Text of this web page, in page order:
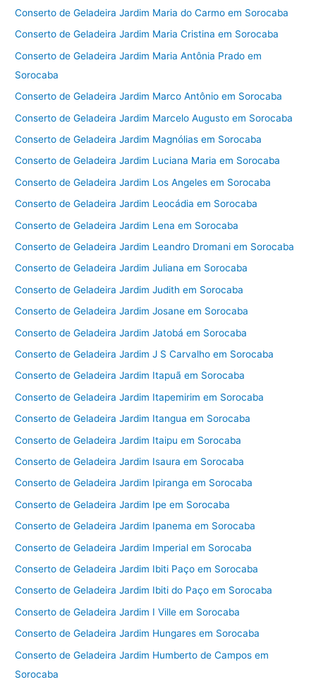
Conserto de Geladeira Jardim Maria do Carmo em Sorocaba
Conserto de Geladeira Jardim Maria Cristina em Sorocaba
Conserto de Geladeira Jardim Maria Antônia Prado em
Sorocaba
Conserto de Geladeira Jardim Marco Antônio em Sorocaba
Conserto de Geladeira Jardim Marcelo Augusto em Sorocaba
Conserto de Geladeira Jardim Magnólias em Sorocaba
Conserto de Geladeira Jardim Luciana Maria em Sorocaba
Conserto de Geladeira Jardim Los Angeles em Sorocaba
Conserto de Geladeira Jardim Leocádia em Sorocaba
Conserto de Geladeira Jardim Lena em Sorocaba
Conserto de Geladeira Jardim Leandro Dromani em Sorocaba
Conserto de Geladeira Jardim Juliana em Sorocaba
Conserto de Geladeira Jardim Judith em Sorocaba
Conserto de Geladeira Jardim Josane em Sorocaba
Conserto de Geladeira Jardim Jatobá em Sorocaba
Conserto de Geladeira Jardim J S Carvalho em Sorocaba
Conserto de Geladeira Jardim Itapuã em Sorocaba
Conserto de Geladeira Jardim Itapemirim em Sorocaba
Conserto de Geladeira Jardim Itangua em Sorocaba
Conserto de Geladeira Jardim Itaipu em Sorocaba
Conserto de Geladeira Jardim Isaura em Sorocaba
Conserto de Geladeira Jardim Ipiranga em Sorocaba
Conserto de Geladeira Jardim Ipe em Sorocaba
Conserto de Geladeira Jardim Ipanema em Sorocaba
Conserto de Geladeira Jardim Imperial em Sorocaba
Conserto de Geladeira Jardim Ibiti Paço em Sorocaba
Conserto de Geladeira Jardim Ibiti do Paço em Sorocaba
Conserto de Geladeira Jardim I Ville em Sorocaba
Conserto de Geladeira Jardim Hungares em Sorocaba
Conserto de Geladeira Jardim Humberto de Campos em
Sorocaba